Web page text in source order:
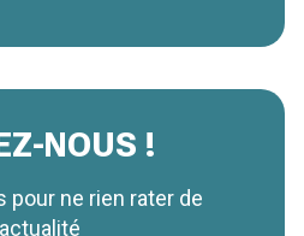
NOUS !
pour ne rien rater de